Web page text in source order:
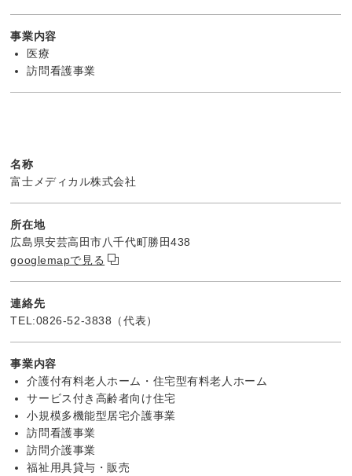
事業内容
医療
訪問看護事業
名称
富士メディカル株式会社
所在地
広島県安芸高田市八千代町勝田438
googlemapで見る
連絡先
TEL:0826-52-3838（代表）
事業内容
介護付有料老人ホーム・住宅型有料老人ホーム
サービス付き高齢者向け住宅
小規模多機能型居宅介護事業
訪問看護事業
訪問介護事業
福祉用具貸与・販売